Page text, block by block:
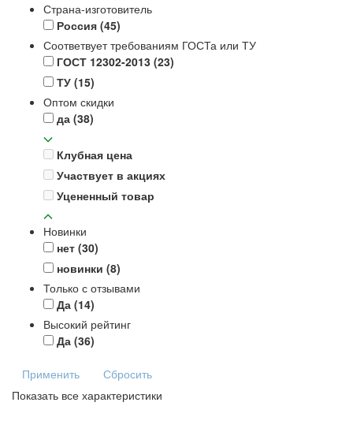
Страна-изготовитель
Россия (45)
Соответвует требованиям ГОСТа или ТУ
ГОСТ 12302-2013 (23)
ТУ (15)
Оптом скидки
да (38)
Клубная цена
Участвует в акциях
Уцененный товар
Новинки
нет (30)
новинки (8)
Только с отзывами
Да (14)
Высокий рейтинг
Да (36)
Применить
Сбросить
Показать все характеристики